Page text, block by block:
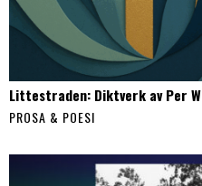
Littestraden: Diktverk av Per
PROSA & POESI